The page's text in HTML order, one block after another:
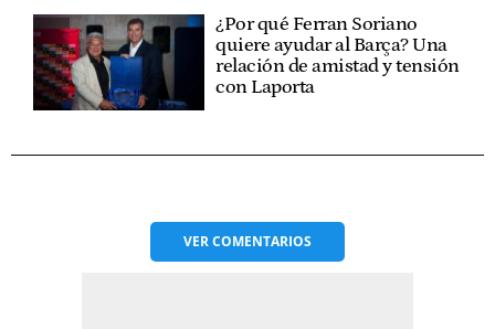
¿Por qué Ferran Soriano
quiere ayudar al Barça? Una
relación de amistad y tensión
con Laporta
VERCOMENTARIOS